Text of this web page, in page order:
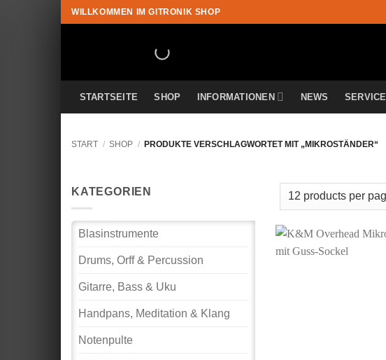
Zum
Inhalt
WILLKOMMEN IM GITRONIK SHOP
STARTSEITE SHOP INFORMATIONEN NEWS SERVICE
START / SHOP / PRODUKTE VERSCHLAGWORTET MIT „MIKROSTÄNDER“
KATEGORIEN
Blasinstrumente
Drums, Orff & Percussion
Gitarre, Bass & Uku
Handpans, Meditation & Klang
Notenpulte